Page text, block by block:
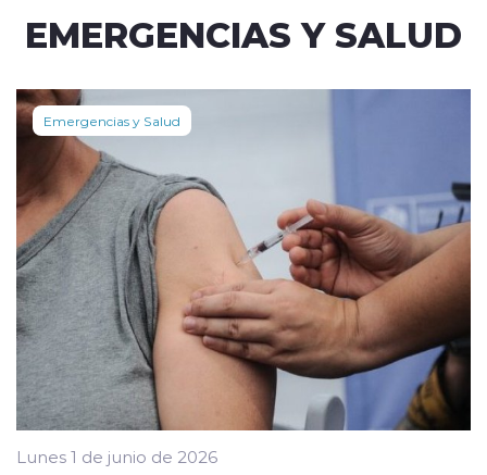
EMERGENCIAS Y SALUD
Emergencias y Salud
Lunes 1 de junio de 2026